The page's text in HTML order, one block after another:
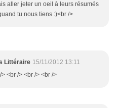
aller jeter un oeil à leurs résumés
tu nous tiens :)<br />
Littéraire 15/11/2012 13:11
<br /> <br /> <br />